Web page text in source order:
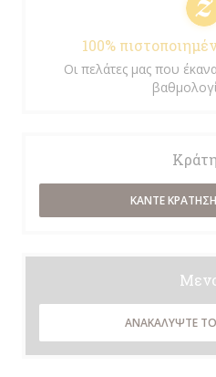
100%
Οι πελάτες μας που
ΚΆΝΤΕ
ΑΝΑΚΑΛΎΨΤΕ